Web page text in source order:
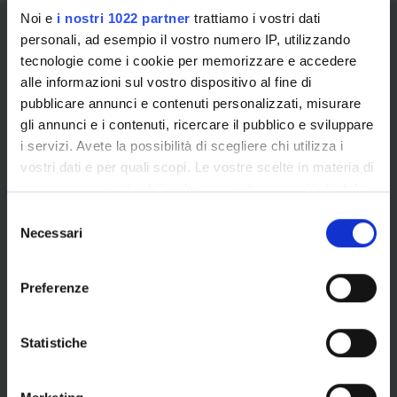
Noi e i nostri 1022 partner trattiamo i vostri dati
personali, ad esempio il vostro numero IP, utilizzando
tecnologie come i cookie per memorizzare e accedere
alle informazioni sul vostro dispositivo al fine di
pubblicare annunci e contenuti personalizzati, misurare
gli annunci e i contenuti, ricercare il pubblico e sviluppare
i servizi. Avete la possibilità di scegliere chi utilizza i
vostri dati e per quali scopi. Le vostre scelte in materia di
privacy sono applicabili solo su questa proprietà digitale
modificare o revocare il proprio consenso in qualsiasi
momento dalla Dichiarazione sui cookie o facendo clic
raccogliere informazioni sulla tua posizione
geografica, con un'approssimazione di qualche
Necessari
Preferenze
Statistiche
Information and reports for the
student component
If you want to consult the channels and services
made available by the University and reserved for
University of Verona (courses of study, specialization,
doctorate, single courses, advanced courses, master's
References for
information and reports by the student component